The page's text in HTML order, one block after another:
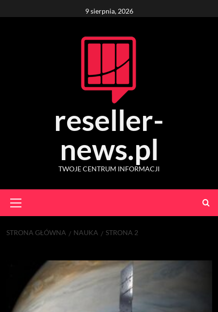
to
9 sierpnia, 2026
reseller-
news.pl
TWOJE CENTRUM INFORMACJI
Menu
STRONA GŁÓWNA NAUKA STRONA 2